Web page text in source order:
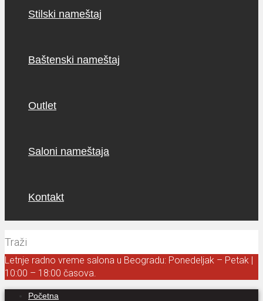
Stilski nameštaj
Baštenski nameštaj
Outlet
Saloni nameštaja
Kontakt
Letnje radno vreme salona u Beogradu: Ponedeljak – Petak |
10:00 – 18:00 časova.
Početna